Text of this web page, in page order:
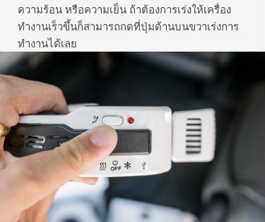
ความร้อน หรือความเย็น ถ้าต้องการเร่งให้เครื่อง
ทำงานเร็วขึ้นก็สามารถกดที่ปุ่มด้านบนขวาเร่งการ
ทำงานได้เลย